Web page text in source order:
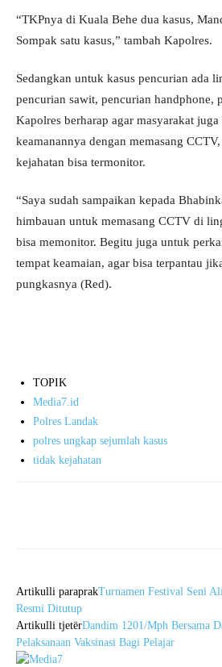
“TKPnya di Kuala Behe dua kasus,
Sompak satu kasus,” tambah Kapolres.
Sedangkan untuk kasus pencurian ada
pencurian sawit, pencurian handphone,
Kapolres berharap agar masyarakat
keamanannya dengan memasang
kejahatan bisa termonitor.
“Saya sudah sampaikan kepada
himbauan untuk memasang CCTV di
bisa memonitor. Begitu juga untuk
tempat keamaian, agar bisa terpantau
pungkasnya (Red).
TOPIK
Media7.id
Polres Landak
polres ungkap sejumlah kasus
tidak kejahatan
Artikulli paraprakTurnamen Festival Seni
Resmi Ditutup
Artikulli tjetërDandim 1201/Mph Bersama
Pelaksanaan Vaksinasi Bagi Pelajar